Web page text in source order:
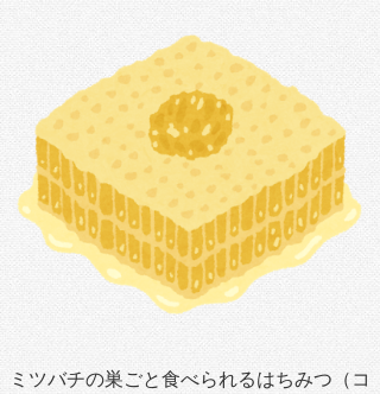
ミツバチの巣ごと食べられるはちみつ（コ